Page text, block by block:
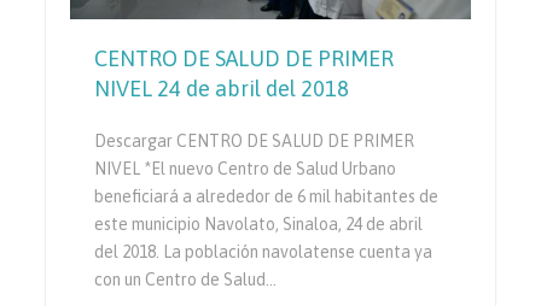
CENTRO DE SALUD DE PRIMER
NIVEL 24 de abril del 2018
Descargar CENTRO DE SALUD DE PRIMER
NIVEL *El nuevo Centro de Salud Urbano
beneficiará a alrededor de 6 mil habitantes de
este municipio Navolato, Sinaloa, 24 de abril
del 2018. La población navolatense cuenta ya
con un Centro de Salud…